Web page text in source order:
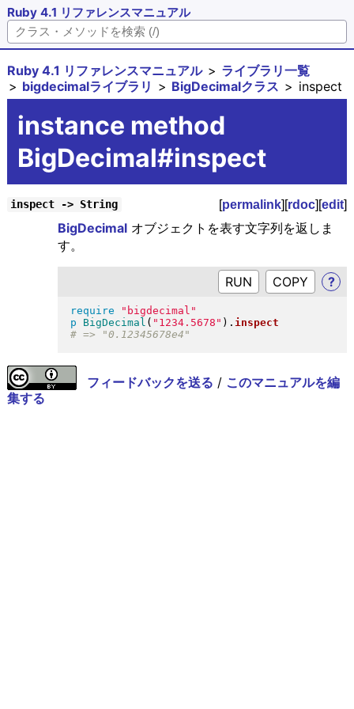
Ruby 4.1 リファレンスマニュアル
Ruby 4.1 リファレンスマニュアル
ライブラリ一覧
bigdecimalライブラリ
BigDecimalクラス inspect
instance method
BigDecimal#inspect
inspect -> String [permalink][rdoc][edit]
BigDecimalオブジェクトを表す文字列を返しま
す。
RUN ?
require " bigdecimal "
p
BigDecimal ( " 1234.5678 " ) . inspect
フィードバックを送る / このマニュアルを編
集する